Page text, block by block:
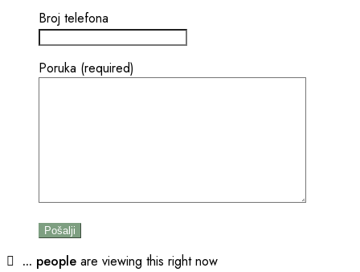
Broj telefona
Poruka (required)
... people are viewing this right now